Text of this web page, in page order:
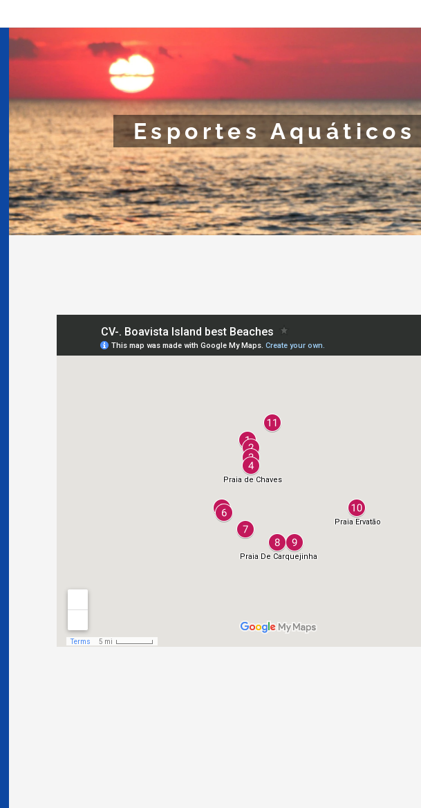
Esportes Aquáticos